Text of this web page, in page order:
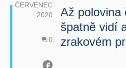
ČERVENEC
2020
0
Až polovina
špatně vidí
zrakovém